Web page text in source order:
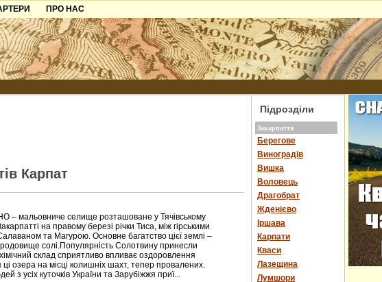
ПРО НАС
Контакти
Партнерам
Додати готель
Карпат
мальовниче селище розташоване у Тячівському
на правому березі річки Тиса, між гірськими
та Магурою. Основне багатство цієї землі –
солі.Популярність Солотвину принесли
склад сприятливо впливає оздоровлення
ці озера на місці колишніх шахт, тепер провалених.
з усіх куточків України та Зарубіжжя приї...
Підрозділи
Закарпаття
Берегове
Виноградів
Вишка
Воловець
Драгобрат
Жденієво
Іршава
Карпати
Кваси
Лазещина
Лумшори